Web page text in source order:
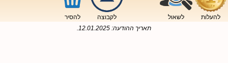
להעלות לשאול לקבוצה
להסיר
תאריך ההודעה: 12.01.2025
.